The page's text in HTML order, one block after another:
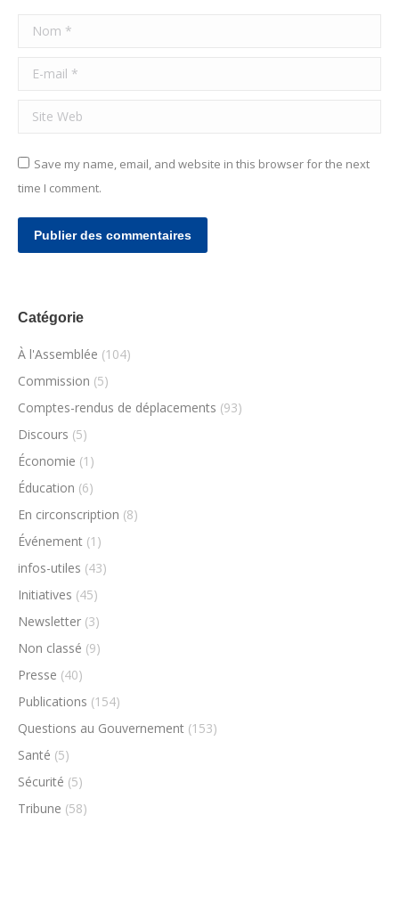
Nom *
E-mail *
Site Web
Save my name, email, and website in this browser for the next
time I comment.
Publier des commentaires
Catégorie
À l'Assemblée (104)
Commission (5)
Comptes-rendus de déplacements (93)
Discours (5)
Économie (1)
Éducation (6)
En circonscription (8)
Événement (1)
infos-utiles (43)
Initiatives (45)
Newsletter (3)
Non classé (9)
Presse (40)
Publications (154)
Questions au Gouvernement (153)
Santé (5)
Sécurité (5)
Tribune (58)